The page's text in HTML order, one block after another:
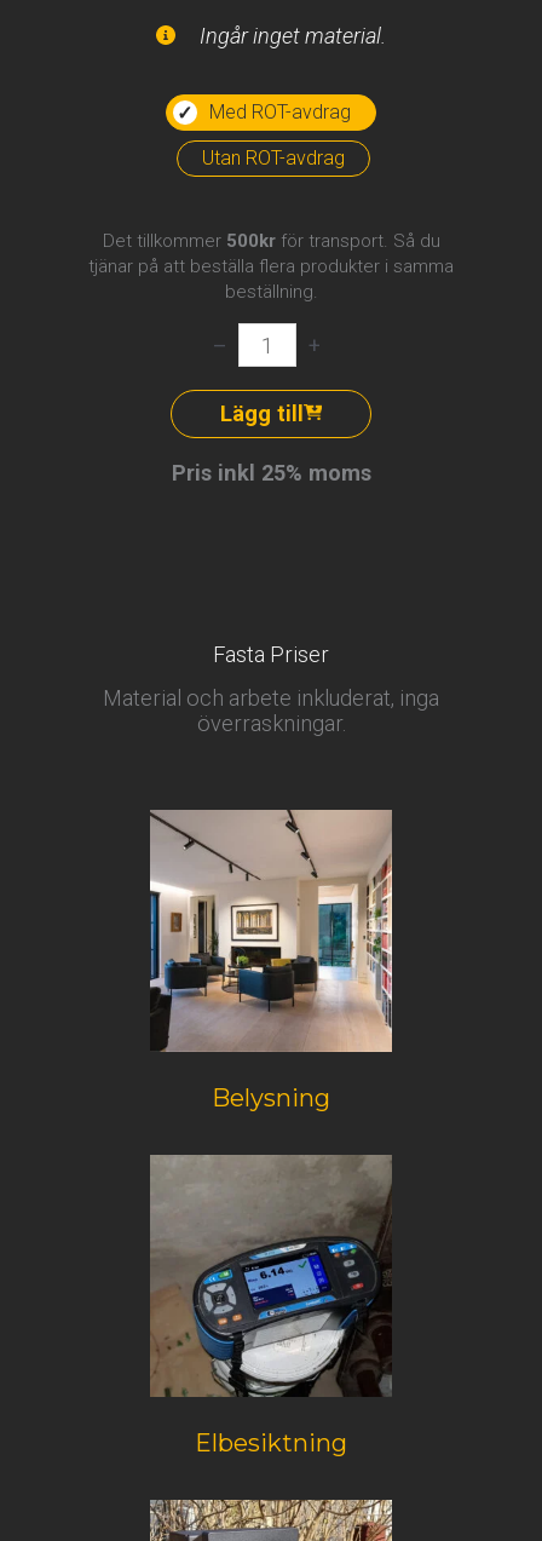
Ingår inget material.
Med ROT-avdrag
Utan ROT-avdrag
Det tillkommer 500krför transport. Så du
tjänar på att beställa flera produkter i samma
beställning.
–
Elektriker
–
1
timme
på
plats
mängd
+
Lägg till
Pris inkl 25% moms
Fasta Priser
Material och arbete inkluderat, inga
överraskningar.
Belysning
Elbesiktning